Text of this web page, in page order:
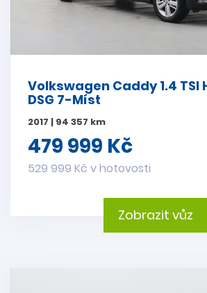
Volkswagen Caddy 1.4 TSI
DSG 7-Míst
2017 | 94 357 km
479 999 Kč
529 999 Kč v hotovosti
Zobrazit vůz